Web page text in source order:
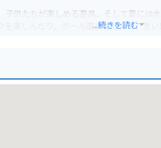
子供たちが楽しめる遊具、そして夏には
を楽しんだり、ボール遊びをしたり、思
かもしれません。また、春には桜、秋に
...続きを読む